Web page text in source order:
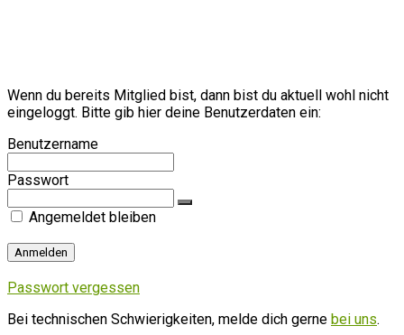
Wenn du bereits Mitglied bist, dann bist du aktuell wohl nicht
eingeloggt. Bitte gib hier deine Benutzerdaten ein:
Benutzername
Passwort
Angemeldet bleiben
Passwort vergessen
Bei technischen Schwierigkeiten, melde dich gerne bei uns.